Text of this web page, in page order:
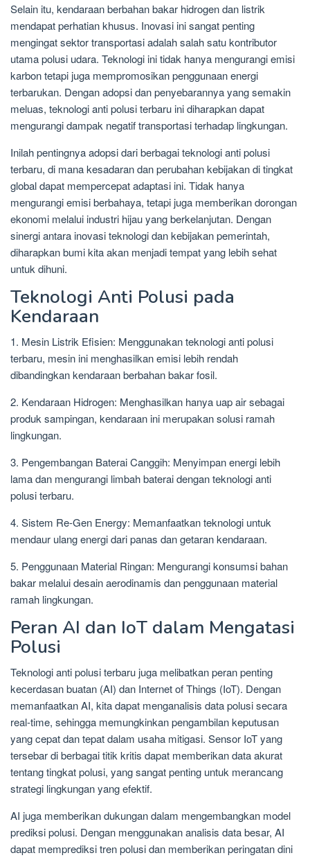
Selain itu, kendaraan berbahan bakar hidrogen dan listrik
mendapat perhatian khusus. Inovasi ini sangat penting
mengingat sektor transportasi adalah salah satu kontributor
utama polusi udara. Teknologi ini tidak hanya mengurangi emisi
karbon tetapi juga mempromosikan penggunaan energi
terbarukan. Dengan adopsi dan penyebarannya yang semakin
meluas, teknologi anti polusi terbaru ini diharapkan dapat
mengurangi dampak negatif transportasi terhadap lingkungan.
Inilah pentingnya adopsi dari berbagai teknologi anti polusi
terbaru, di mana kesadaran dan perubahan kebijakan di tingkat
global dapat mempercepat adaptasi ini. Tidak hanya
mengurangi emisi berbahaya, tetapi juga memberikan dorongan
ekonomi melalui industri hijau yang berkelanjutan. Dengan
sinergi antara inovasi teknologi dan kebijakan pemerintah,
diharapkan bumi kita akan menjadi tempat yang lebih sehat
untuk dihuni.
Teknologi Anti Polusi pada
Kendaraan
1. Mesin Listrik Efisien: Menggunakan teknologi anti polusi
terbaru, mesin ini menghasilkan emisi lebih rendah
dibandingkan kendaraan berbahan bakar fosil.
2. Kendaraan Hidrogen: Menghasilkan hanya uap air sebagai
produk sampingan, kendaraan ini merupakan solusi ramah
lingkungan.
3. Pengembangan Baterai Canggih: Menyimpan energi lebih
lama dan mengurangi limbah baterai dengan teknologi anti
polusi terbaru.
4. Sistem Re-Gen Energy: Memanfaatkan teknologi untuk
mendaur ulang energi dari panas dan getaran kendaraan.
5. Penggunaan Material Ringan: Mengurangi konsumsi bahan
bakar melalui desain aerodinamis dan penggunaan material
ramah lingkungan.
Peran AI dan IoT dalam Mengatasi
Polusi
Teknologi anti polusi terbaru juga melibatkan peran penting
kecerdasan buatan (AI) dan Internet of Things (IoT). Dengan
memanfaatkan AI, kita dapat menganalisis data polusi secara
real-time, sehingga memungkinkan pengambilan keputusan
yang cepat dan tepat dalam usaha mitigasi. Sensor IoT yang
tersebar di berbagai titik kritis dapat memberikan data akurat
tentang tingkat polusi, yang sangat penting untuk merancang
strategi lingkungan yang efektif.
AI juga memberikan dukungan dalam mengembangkan model
prediksi polusi. Dengan menggunakan analisis data besar, AI
dapat memprediksi tren polusi dan memberikan peringatan dini